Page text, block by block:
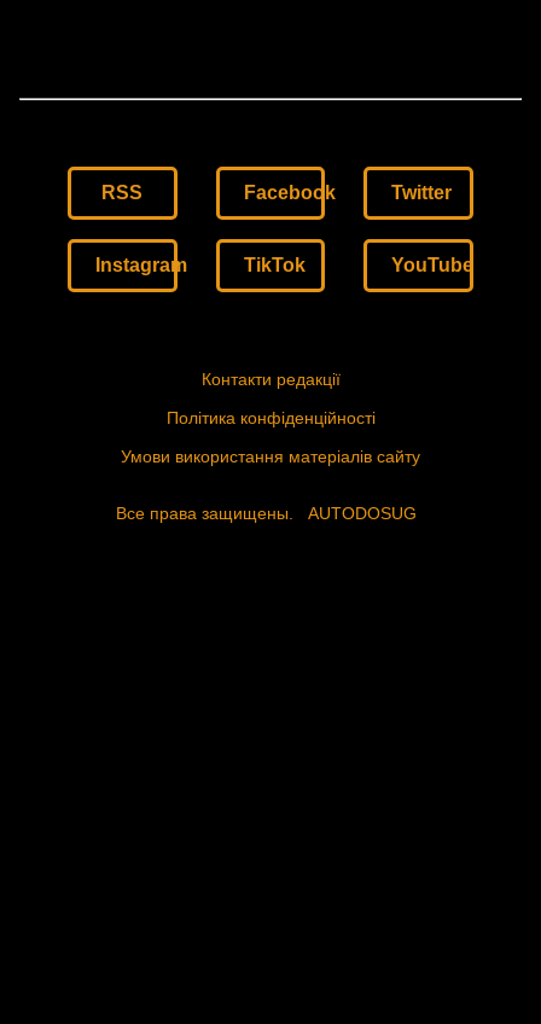
RSS Facebook Twitter
Instagram TikTok YouTube
Контакти редакції
Політика конфіденційності
Умови використання матеріалів сайту
Все права защищены. AUTODOSUG